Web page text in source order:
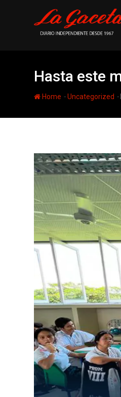
Hasta este
Home -Uncategorized -